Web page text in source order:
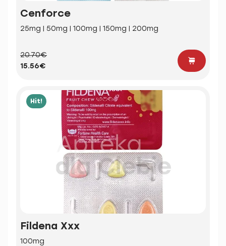
Cenforce
25mg | 50mg | 100mg | 150mg | 200mg
20.70€
15.56€
Hit!
Fildena Xxx
100mg